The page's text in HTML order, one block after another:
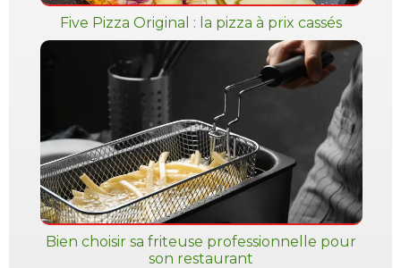
Five Pizza Original : la pizza à prix cassés
Bien choisir sa friteuse professionnelle pour
son restaurant